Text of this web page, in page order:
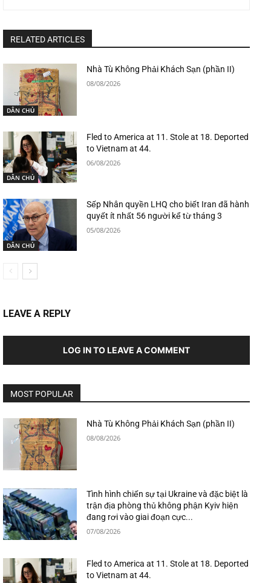
RELATED ARTICLES
DÂN CHỦ
Nhà Tù Không Phải Khách Sạn (phần II)
08/08/2026
DÂN CHỦ
Fled to America at 11. Stole at 18. Deported
to Vietnam at 44.
06/08/2026
DÂN CHỦ
Sếp Nhân quyền LHQ cho biết Iran đã hành
quyết ít nhất 56 người kể từ tháng 3
05/08/2026
LEAVE A REPLY
LOG IN TO LEAVE A COMMENT
MOST POPULAR
Nhà Tù Không Phải Khách Sạn (phần II)
08/08/2026
Tình hình chiến sự tại Ukraine và đặc biệt là
trận địa phòng thủ không phận Kyiv hiện
đang rơi vào giai đoạn cực...
07/08/2026
Fled to America at 11. Stole at 18. Deported
to Vietnam at 44.